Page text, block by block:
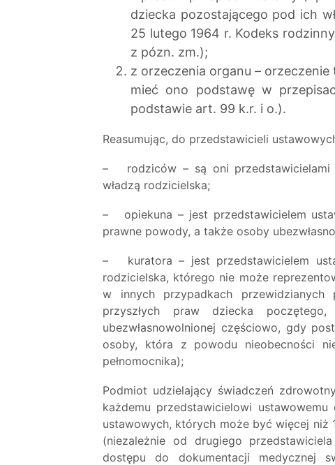
dziecka pozostającego pod ich
25 lutego 1964 r. Kodeks
z pózn. zm.);
z orzeczenia organu –
mieć ono podstawę w
podstawie art. 99 k.r. i o.).
Reasumując, do przedstawicieli
– rodziców – są oni przedstawicielami
władzą rodzicielska;
– opiekuna – jest przedstawicielem
prawne powody, a także osoby
– kuratora – jest przedstawicielem
rodzicielska, którego nie może
w innych przypadkach
przyszłych praw dziecka
ubezwłasnowolnionej częściowo, gdy
osoby, która z powodu nieobecności
pełnomocnika);
Podmiot udzielający świadczeń
każdemu przedstawicielowi
ustawowych, których może być więcej niż
(niezależnie od drugiego
dostępu do dokumentacji medycznej